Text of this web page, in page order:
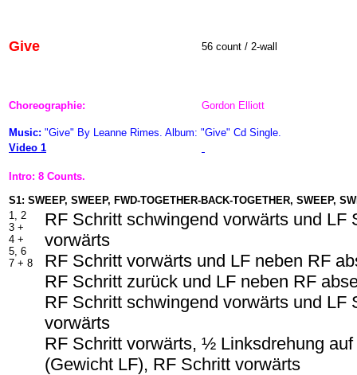
Give 56 count / 2-wall
Choreographie: Gordon Elliott
Music: "Give" By Leanne Rimes. Album: "Give" Cd Single.
Video 1
Intro: 8 Counts.
S1: SWEEP, SWEEP, FWD-TOGETHER-BACK-TOGETHER, SWEEP,
1, 2
3 +
4 +
5, 6
7 + 8
RF Schritt schwingend vorwärts und LF
vorwärts
RF Schritt vorwärts und LF neben RF
RF Schritt zurück und LF neben RF
RF Schritt schwingend vorwärts und LF
vorwärts
RF Schritt vorwärts, ½ Linksdrehung
(Gewicht LF), RF Schritt vorwärts